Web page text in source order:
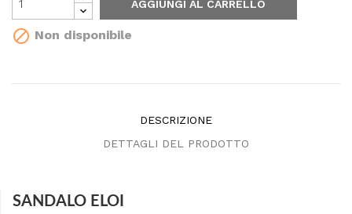
AGGIUNGI AL CARRELLO
 Non disponibile
DESCRIZIONE
DETTAGLI DEL PRODOTTO
SANDALO ELOI